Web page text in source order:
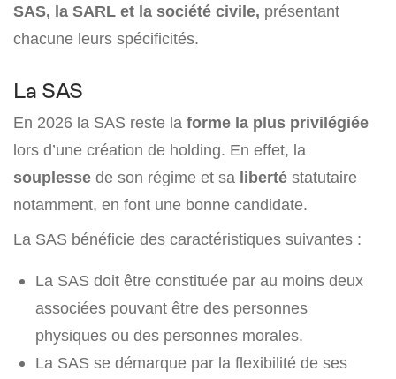
SAS, la SARL et la société civile, présentant
chacune leurs spécificités.
La SAS
En 2026 la SAS reste la forme la plus privilégiée
lors d’une création de holding. En effet, la
souplesse de son régime et sa liberté statutaire
notamment, en font une bonne candidate.
La SAS bénéficie des caractéristiques suivantes :
La SAS doit être constituée par au moins deux
associées pouvant être des personnes
physiques ou des personnes morales.
La SAS se démarque par la flexibilité de ses